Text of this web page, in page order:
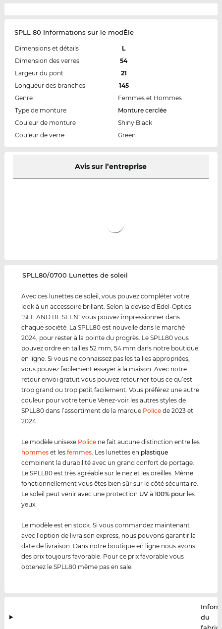
SPLL 80 Informations sur le modÈle
Dimensions et détails
L
Dimension des verres
54
Largeur du pont
21
Longueur des branches
145
Genre
Femmes et Hommes
Type de monture
Monture cerclée
Couleur de monture
Shiny Black
Couleur de verre
Green
Avis sur l’entreprise
‌SPLL80/0700 Lunettes de soleil
Avec ces lunettes de soleil, vous pouvez compléter votre
look à un accessoire brillant. Selon la devise d’Edel-Optics
"SEE AND BE SEEN" vous pouvez impressionner dans
chaque société. La SPLL80 est nouvelle dans le marché
2024, pour rester à la pointe du progrès. Le SPLL80 vous
pouvez ordre en tailles 52 mm, 54 mm dans notre boutique
en ligne. Si vous ne connaissez pas les tailles appropriées,
vous pouvez facilement essayer à la maison. Avec notre
retour envoi gratuit vous pouvez retourner tous ce qu’est
trop grand ou trop petit facilement. Vous préférez une autre
couleur pour votre tenue Venez-voir les autres styles de
SPLL80 dans l’assortiment de la marque Police de 2023 et
2024.
Le modèle unisexe Police ne fait aucune distinction entre les
hommes et lesfemmes . Les lunettes en plastique
combinent la durabilité avec un grand confort de portage.
Le SPLL80 est très agréable sur le nez et les oreilles. Même
fonctionnellement vous êtes bien sûr sur le côté sécuritaire.
Le soleil peut venir avec une protection UV à100% pour les
yeux.
Le modèle est en stock. Si vous commandez maintenant
avec l’option de livraison express, nous pouvons garantir la
date de livraison. Dans notre boutique en ligne nous avons
des prix toujours favorable. Pour ce prix favorable vous
obtenez le SPLL80 même pas en sale.
du